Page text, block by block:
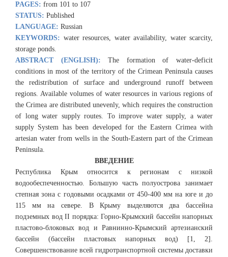
PAGES: from 101 to 107
STATUS: Published
LANGUAGE: Russian
KEYWORDS: water resources, water availability, water scarcity,
storage ponds.
ABSTRACT (ENGLISH):The formation of water-deficit
conditions in most of the territory of the Crimean Peninsula causes
the redistribution of surface and underground runoff between
regions. Available volumes of water resources in various regions of
the Crimea are distributed unevenly, which requires the construction
of long water supply routes. To improve water supply, a water
supply System has been developed for the Eastern Crimea with
artesian water from wells in the South-Eastern part of the Crimean
Peninsula.
ВВЕДЕНИЕ
Республика Крым относится к регионам с низкой
водообеспеченностью. Большую часть полуострова занимает
степная зона с годовыми осадками от 450-400 мм на юге и до
115 мм на севере. В Крыму выделяются два бассейна
подземных вод II порядка: Горно-Крымский бассейн напорных
пластово-блоковых вод и Равнинно-Крымский артезианский
бассейн (бассейн пластовых напорных вод) [1, 2].
Совершенствование всей гидротранспортной системы доставки